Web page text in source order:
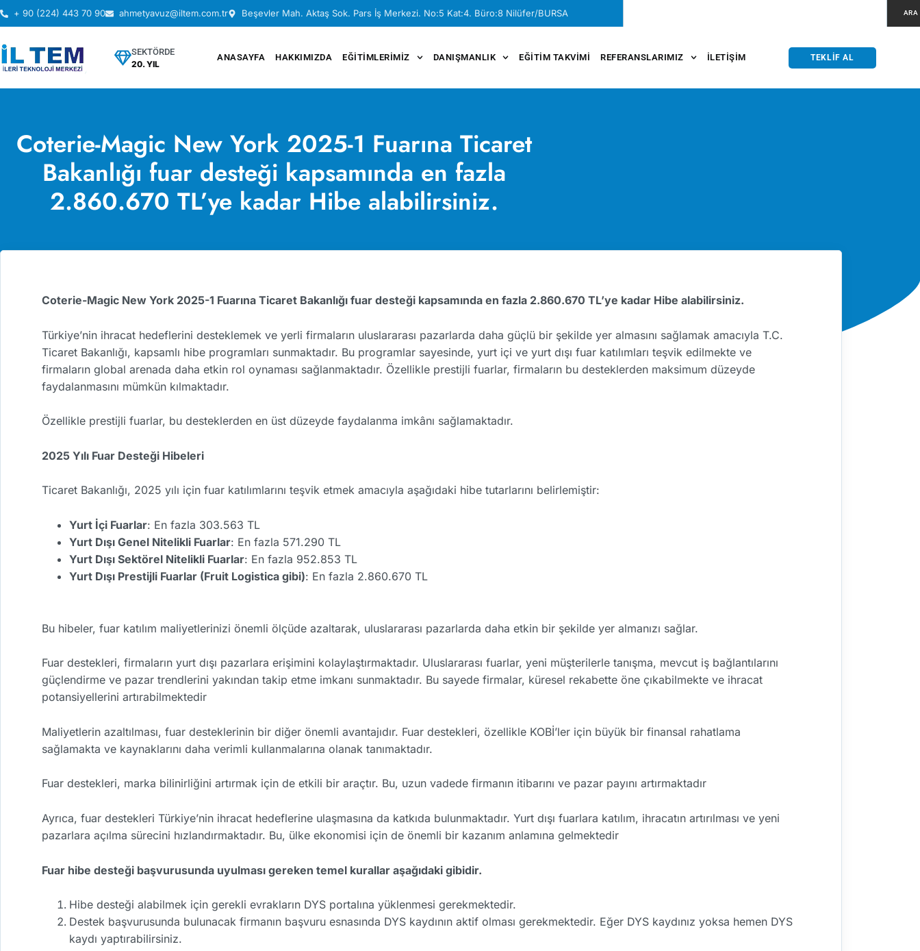
+ 90 (224) 443 70 90 ahmetyavuz@iltem.com.tr Beşevler Mah. Aktaş Sok. Pars İş Merkezi. No:5 Kat:4. Büro:8 Nilüfer/BURSA ARA
SEKTÖRDE
20. YIL
ANASAYFA HAKKIMIZDA EĞITIMLERIMIZ DANIŞMANLIK EĞITIM TAKVIMI REFERANSLARIMIZ İLETIŞIM TEKLIF AL
Coterie-Magic New York 2025-1 Fuarına Ticaret
Bakanlığı fuar desteği kapsamında en fazla
2.860.670 TL’ye kadar Hibe alabilirsiniz.
Coterie-Magic New York 2025-1 Fuarına Ticaret Bakanlığı fuar desteği kapsamında en fazla 2.860.670 TL’ye kadar Hibe alabilirsiniz.
Türkiye’nin ihracat hedeflerini desteklemek ve yerli firmaların uluslararası pazarlarda daha güçlü bir şekilde yer almasını sağlamak amacıyla T.C.
Ticaret Bakanlığı, kapsamlı hibe programları sunmaktadır. Bu programlar sayesinde, yurt içi ve yurt dışı fuar katılımları teşvik edilmekte ve
firmaların global arenada daha etkin rol oynaması sağlanmaktadır. Özellikle prestijli fuarlar, firmaların bu desteklerden maksimum düzeyde
faydalanmasını mümkün kılmaktadır.
Özellikle prestijli fuarlar, bu desteklerden en üst düzeyde faydalanma imkânı sağlamaktadır.
2025 Yılı Fuar Desteği Hibeleri
Ticaret Bakanlığı, 2025 yılı için fuar katılımlarını teşvik etmek amacıyla aşağıdaki hibe tutarlarını belirlemiştir:
Yurt İçi Fuarlar: En fazla 303.563 TL
Yurt Dışı Genel Nitelikli Fuarlar: En fazla 571.290 TL
Yurt Dışı Sektörel Nitelikli Fuarlar: En fazla 952.853 TL
Yurt Dışı Prestijli Fuarlar (Fruit Logistica gibi): En fazla 2.860.670 TL
Bu hibeler, fuar katılım maliyetlerinizi önemli ölçüde azaltarak, uluslararası pazarlarda daha etkin bir şekilde yer almanızı sağlar.
Fuar destekleri, firmaların yurt dışı pazarlara erişimini kolaylaştırmaktadır. Uluslararası fuarlar, yeni müşterilerle tanışma, mevcut iş bağlantılarını
güçlendirme ve pazar trendlerini yakından takip etme imkanı sunmaktadır. Bu sayede firmalar, küresel rekabette öne çıkabilmekte ve ihracat
potansiyellerini artırabilmektedir
Maliyetlerin azaltılması, fuar desteklerinin bir diğer önemli avantajıdır. Fuar destekleri, özellikle KOBİ’ler için büyük bir finansal rahatlama
sağlamakta ve kaynaklarını daha verimli kullanmalarına olanak tanımaktadır.
Fuar destekleri, marka bilinirliğini artırmak için de etkili bir araçtır. Bu, uzun vadede firmanın itibarını ve pazar payını artırmaktadır
Ayrıca, fuar destekleri Türkiye’nin ihracat hedeflerine ulaşmasına da katkıda bulunmaktadır. Yurt dışı fuarlara katılım, ihracatın artırılması ve yeni
pazarlara açılma sürecini hızlandırmaktadır. Bu, ülke ekonomisi için de önemli bir kazanım anlamına gelmektedir
Fuar hibe desteği başvurusunda uyulması gereken temel kurallar aşağıdaki gibidir.
Hibe desteği alabilmek için gerekli evrakların DYS portalına yüklenmesi gerekmektedir.
Destek başvurusunda bulunacak firmanın başvuru esnasında DYS kaydının aktif olması gerekmektedir. Eğer DYS kaydınız yoksa hemen DYS
kaydı yaptırabilirsiniz.